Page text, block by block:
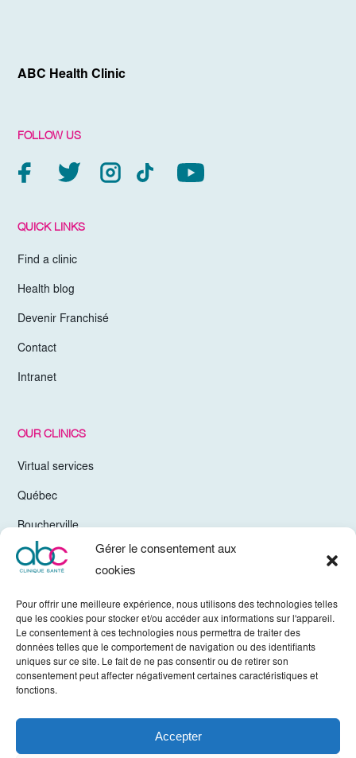
Gérer le consentement aux
cookies
Pour offrir une meilleure expérience, nous utilisons des technologies telles
que les cookies pour stocker et/ou accéder aux informations sur l'appareil.
Le consentement à ces technologies nous permettra de traiter des
données telles que le comportement de navigation ou des identifiants
uniques sur ce site. Le fait de ne pas consentir ou de retirer son
consentement peut affecter négativement certaines caractéristiques et
fonctions.
Accepter
ABC Health Clinic
FOLLOW US
QUICK LINKS
Find a clinic
Health blog
Devenir Franchisé
Contact
Intranet
OUR CLINICS
Virtual services
Québec
Boucherville
Trois-Rivières
Valleyfield
Mirabel
Vaudreuil-Dorion